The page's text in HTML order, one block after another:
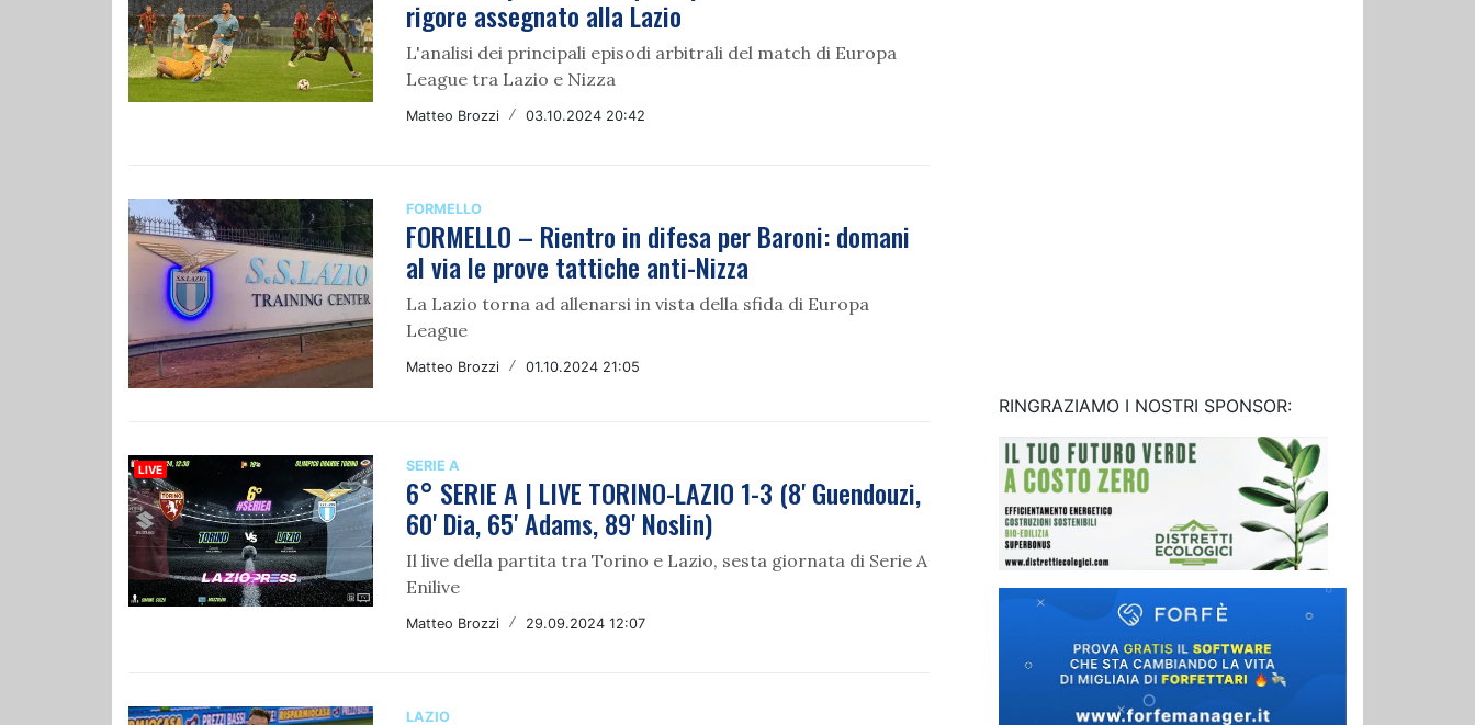
rigore assegnato alla Lazio
L'analisi dei principali episodi arbitrali del match di Europa
League tra Lazio e Nizza
Matteo Brozzi / 03.10.2024 20:42
FORMELLO
FORMELLO – Rientro in difesa per Baroni: domani
al via le prove tattiche anti-Nizza
La Lazio torna ad allenarsi in vista della sfida di Europa
League
Matteo Brozzi / 01.10.2024 21:05
SERIE A
6° SERIE A | LIVE TORINO-LAZIO 1-3 (8' Guendouzi,
60' Dia, 65' Adams, 89' Noslin)
Il live della partita tra Torino e Lazio, sesta giornata di Serie A
Enilive
Matteo Brozzi / 29.09.2024 12:07
LAZIO
RINGRAZIAMO I NOSTRI SPONSOR: